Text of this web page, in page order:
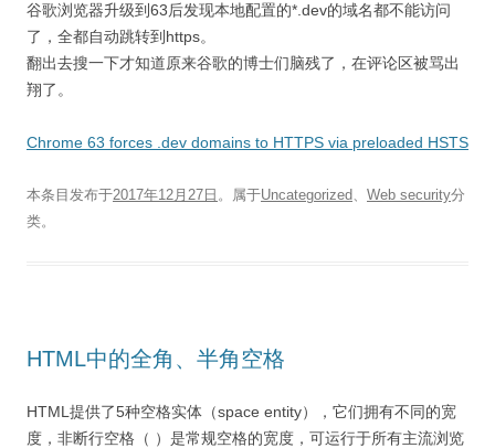
谷歌浏览器升级到63后发现本地配置的*.dev的域名都不能访问
了，全都自动跳转到https。
翻出去搜一下才知道原来谷歌的博士们脑残了，在评论区被骂出
翔了。
Chrome 63 forces .dev domains to HTTPS via preloaded HSTS
本条目发布于2017年12月27日 。属于Uncategorized、 Web security分
类。
HTML中的全角、半角空格
HTML提供了5种空格实体（space entity），它们拥有不同的宽
度，非断行空格（ ）是常规空格的宽度，可运行于所有主流浏览